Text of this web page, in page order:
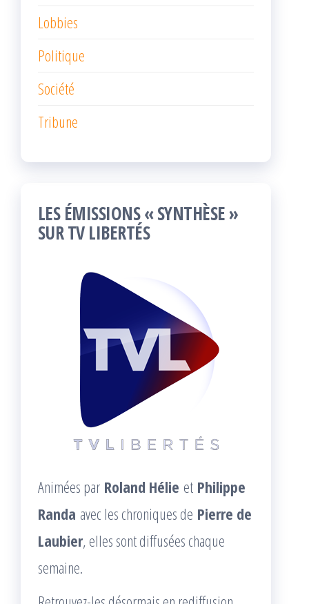
Lobbies
Politique
Société
Tribune
LES ÉMISSIONS « SYNTHÈSE »
SUR TV LIBERTÉS
Animées par Roland Hélie et Philippe
Randa avec les chroniques de Pierre de
Laubier, elles sont diffusées chaque
semaine.